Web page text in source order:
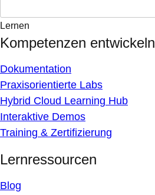
Lernen
Kompetenzen entwickeln
Dokumentation
Praxisorientierte Labs
Hybrid Cloud Learning Hub
Interaktive Demos
Training & Zertifizierung
Lernressourcen
Blog